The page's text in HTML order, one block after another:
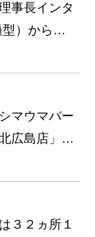
事長インタ
）から
製造・小
す」
マウマバー
広島店」3
３２ヵ所１